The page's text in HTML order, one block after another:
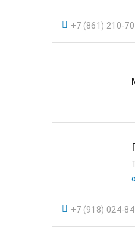
+7 (861) 210-
+7 (918) 024-